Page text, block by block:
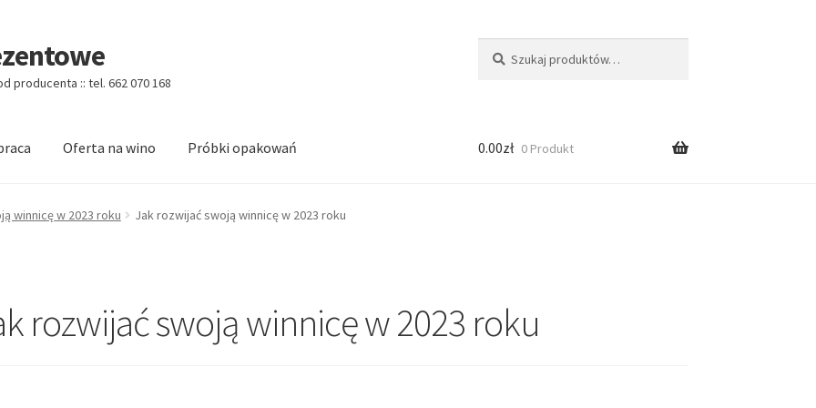
producenta :: tel. 662 070 168
Oferta na wino Próbki opakowań
w/o Products Shortcode Blog Cart Cennik koszy EKO
Homepage
0.00zł 0 Produkt
winnicę w 2023 roku Jak rozwijać swoją winnicę w 2023 roku
rozwijać swoją winnicę w 2023 roku